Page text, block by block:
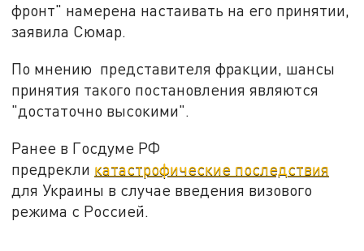
фронт" намерена настаивать на его принятии,
заявила Сюмар.
По мнению представителя фракции, шансы
принятия такого постановления являются
"достаточно высокими".
Ранее в Госдуме РФ
предрекли катастрофические последствия
для Украины в случае введения визового
режима с Россией.